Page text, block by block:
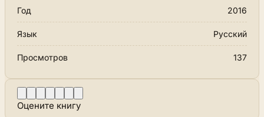
Год 2016
Язык Русский
Просмотров 137
Оцените книгу